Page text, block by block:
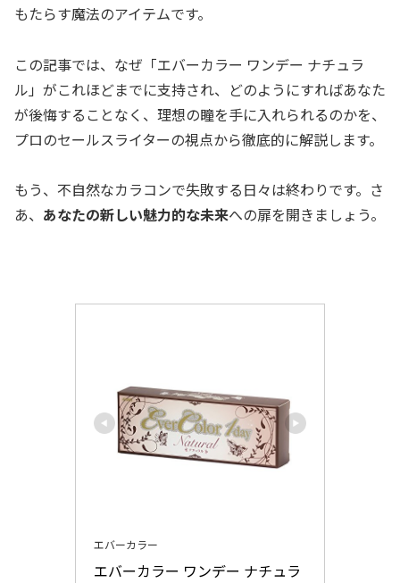
もたらす魔法のアイテムです。
この記事では、なぜ「エバーカラー ワンデー ナチュラ
ル」がこれほどまでに支持され、どのようにすればあなた
が後悔することなく、理想の瞳を手に入れられるのかを、
プロのセールスライターの視点から徹底的に解説します。
もう、不自然なカラコンで失敗する日々は終わりです。さ
あ、 あなたの新しい魅力的な未来への扉を開きましょう。
エバーカラー
エバーカラー ワンデー ナチュラ